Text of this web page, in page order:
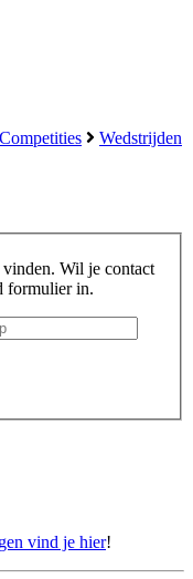
Wedstrijden
Wil je contact
formulier in.
vind je hier!